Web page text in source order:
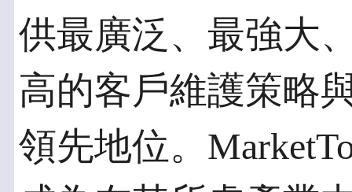
供最廣泛、最強大
高的客戶維護策略
領先地位。